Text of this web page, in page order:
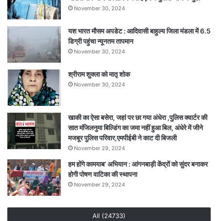
November 30, 2024
यश भारत मौसम अपडेट : आदिवासी बाहुल्य जिला मंडला में 6.5
डिग्री पहुंचा न्यूनतम तापमान
November 30, 2024
श्रीराम शुक्ला को मातृ शोक
November 30, 2024
खाकी का ऐसा बसेरा, जहां पर छा गया अंधेरा ,पुलिस क्वार्टर की
सात मंजिलनुमा बिल्डिंग का जमा नहीं हुआ बिल, अंधेरे में जीने
मजबूर पुलिस परिवार,एमपीईबी ने काट दी बिजली
November 29, 2024
हम होंगे कामयाब’ अभियान : आंगनबाड़ी केंद्रों को सुंदर बनाकर
होगी पोषण वाटिका की स्थापना
November 29, 2024
All (24733)